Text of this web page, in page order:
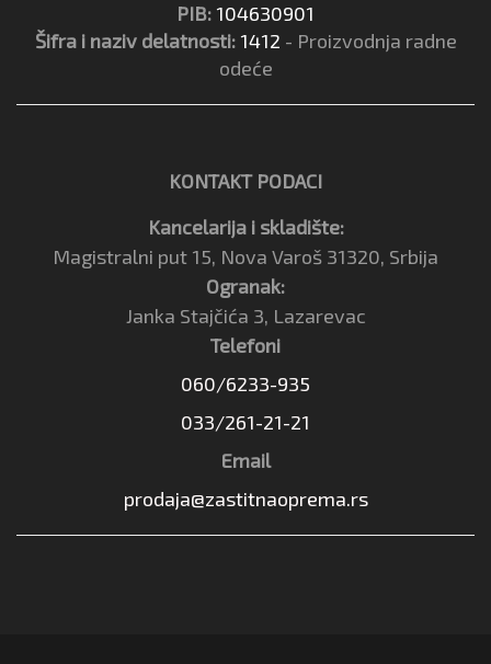
PIB: 104630901
Šifra i naziv delatnosti: 1412 - Proizvodnja radne
odeće
KONTAKT PODACI
Kancelarija i skladište:
Magistralni put 15, Nova Varoš 31320, Srbija
Ogranak:
Janka Stajčića 3, Lazarevac
Telefoni
060/6233-935
033/261-21-21
Email
prodaja@zastitnaoprema.rs